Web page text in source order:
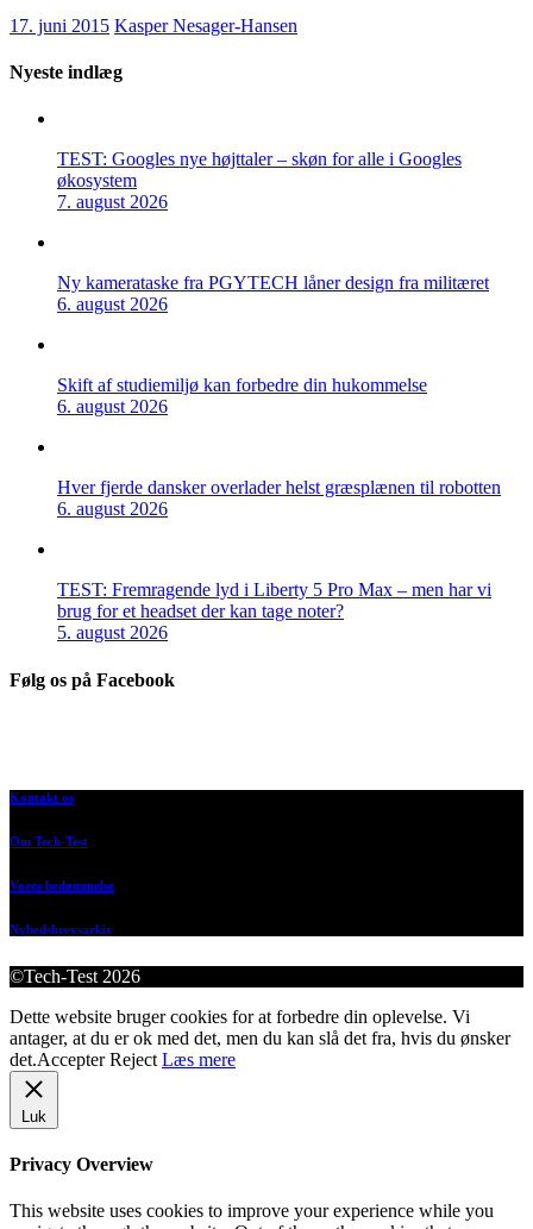
17. juni 2015 Kasper Nesager-Hansen
Nyeste indlæg
TEST: Googles nye højttaler – skøn for alle i Googles
økosystem
7. august 2026
Ny kamerataske fra PGYTECH låner design fra militæret
6. august 2026
Skift af studiemiljø kan forbedre din hukommelse
6. august 2026
Hver fjerde dansker overlader helst græsplænen til robotten
6. august 2026
TEST: Fremragende lyd i Liberty 5 Pro Max – men har vi
brug for et headset der kan tage noter?
5. august 2026
Følg os på Facebook
Kontakt os
Om Tech-Test
Vores bedømmelse
Nyhedsbrevsarkiv
©Tech-Test 2026
Dette website bruger cookies for at forbedre din oplevelse. Vi
antager, at du er ok med det, men du kan slå det fra, hvis du ønsker
det.Accepter Reject Læs mere
Luk
Privacy Overview
This website uses cookies to improve your experience while you